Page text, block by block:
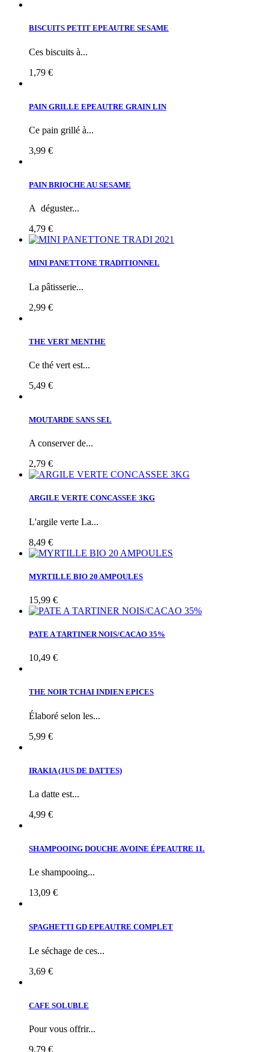
BISCUITS PETIT EPEAUTRE SESAME
Ces biscuits à...
1,79 €
PAIN GRILLE EPEAUTRE GRAIN LIN
Ce pain grillé à...
3,99 €
PAIN BRIOCHE AU SESAME
A déguster...
4,79 €
MINI PANETTONE TRADITIONNEL
La pâtisserie...
2,99 €
THE VERT MENTHE
Ce thé vert est...
5,49 €
MOUTARDE SANS SEL
A conserver de...
2,79 €
ARGILE VERTE CONCASSEE 3KG
L'argile verte La...
8,49 €
MYRTILLE BIO 20 AMPOULES
15,99 €
PATE A TARTINER NOIS/CACAO 35%
10,49 €
THE NOIR TCHAI INDIEN EPICES
Élaboré selon les...
5,99 €
IRAKIA (JUS DE DATTES)
La datte est...
4,99 €
SHAMPOOING DOUCHE AVOINE ÉPEAUTRE 1L
Le shampooing...
13,09 €
SPAGHETTI GD EPEAUTRE COMPLET
Le séchage de ces...
3,69 €
CAFE SOLUBLE
Pour vous offrir...
9,79 €